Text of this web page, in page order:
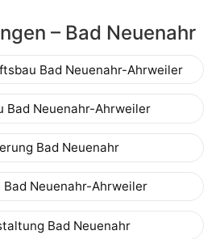
– Bad Neuenahr
Bad Neuenahr-Ahrweiler
Bad Neuenahr-Ahrweiler
Bad Neuenahr
Bad Neuenahr-Ahrweiler
Bad Neuenahr